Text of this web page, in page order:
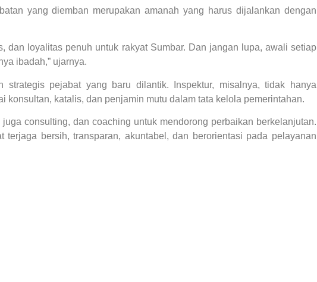
yang diemban merupakan amanah yang harus dijalankan dengan
dan loyalitas penuh untuk rakyat Sumbar. Dan jangan lupa, awali setiap
ibadah,” ujarnya.
strategis pejabat yang baru dilantik. Inspektur, misalnya, tidak hanya
konsultan, katalis, dan penjamin mutu dalam tata kelola pemerintahan.
juga consulting, dan coaching untuk mendorong perbaikan berkelanjutan.
terjaga bersih, transparan, akuntabel, dan berorientasi pada pelayanan